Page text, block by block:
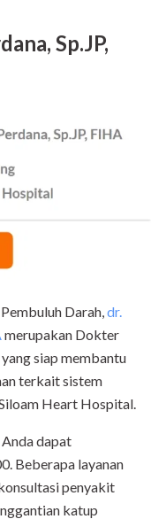
Sp.JP,
Darah, dr.
merupakan Dokter
siap membantu
terkait sistem
Heart Hospital.
dapat
Beberapa layanan
penyakit
katup